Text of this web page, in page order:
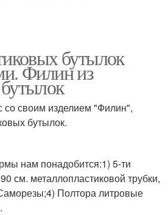
бутылок
Филин из
со своим изделием "Филин",
бутылок.
нам понадобится:1) 5-ти
см. металлопластиковой трубки,
Полтора литровые